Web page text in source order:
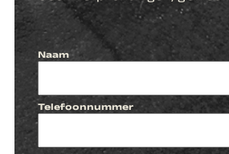
Naam
Telefoonnummer